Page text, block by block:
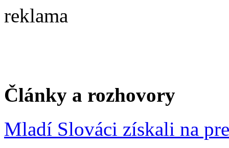
reklama
Články a rozhovory
Mladí Slováci získali na